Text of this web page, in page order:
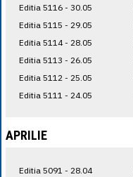
Editia 5116 - 30.05
Editia 5115 - 29.05
Editia 5114 - 28.05
Editia 5113 - 26.05
Editia 5112 - 25.05
Editia 5111 - 24.05
APRILIE
Editia 5091 - 28.04